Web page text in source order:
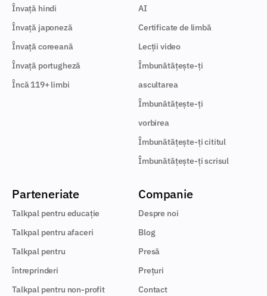
Învață hindi
Învață japoneză
Învață coreeană
Învață portugheză
Încă 119+ limbi
AI
Certificate de limbă
Lecții video
Îmbunătățește-ți
ascultarea
Îmbunătățește-ți
vorbirea
Îmbunătățește-ți cititul
Îmbunătățește-ți scrisul
Parteneriate
Talkpal pentru educație
Talkpal pentru afaceri
Talkpal pentru
întreprinderi
Talkpal pentru non-profit
Companie
Despre noi
Blog
Presă
Prețuri
Contact